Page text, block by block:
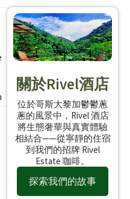
關於Rivel酒店
位於哥斯大黎加鬱鬱蔥
蔥的風景中，Rivel 酒店
將生態奢華與真實體驗
相結合——從寧靜的住宿
到我們的招牌 Rivel
Estate 咖啡。
探索我們的故事